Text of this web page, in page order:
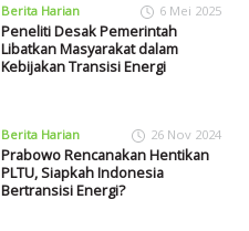
Berita Harian 6 Mei 2025
Peneliti Desak Pemerintah
Libatkan Masyarakat dalam
Kebijakan Transisi Energi
Berita Harian 26 Nov 2024
Prabowo Rencanakan Hentikan
PLTU, Siapkah Indonesia
Bertransisi Energi?